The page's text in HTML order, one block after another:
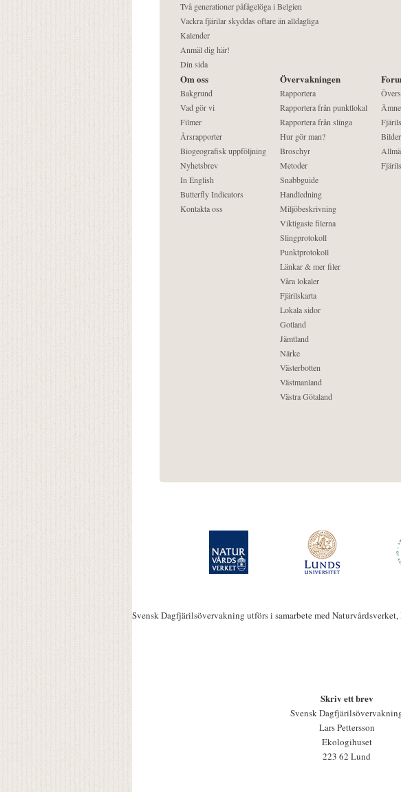
Två generationer påfågelöga i Belgien
Vackra fjärilar skyddas oftare än alldagliga
Kalender
Anmäl dig här!
Din sida
Om oss
Bakgrund
Vad gör vi
Filmer
Årsrapporter
Biogeografisk uppföljning
Nyhetsbrev
In English
Butterfly Indicators
Kontakta oss
Övervakningen
Rapportera
Rapportera från punktlokal
Rapportera från slinga
Hur gör man?
Broschyr
Metoder
Snabbguide
Handledning
Miljöbeskrivning
Viktigaste filerna
Slingprotokoll
Punktprotokoll
Länkar & mer filer
Våra lokaler
Fjärilskarta
Lokala sidor
Gotland
Jämtland
Närke
Västerbotten
Västmanland
Västra Götaland
Bilder
Svensk Dagfjärilsövervakning utförs i samarbete med
Skriv ett brev
Svensk
Lars Pettersson
Ekologihuset
223 62 Lund